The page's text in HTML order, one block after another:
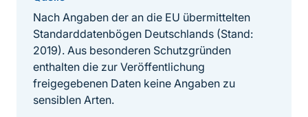
Nach Angaben der an die EU übermittelten
Standarddatenbögen Deutschlands (Stand:
2019). Aus besonderen Schutzgründen
enthalten die zur Veröffentlichung
freigegebenen Daten keine Angaben zu
sensiblen Arten.